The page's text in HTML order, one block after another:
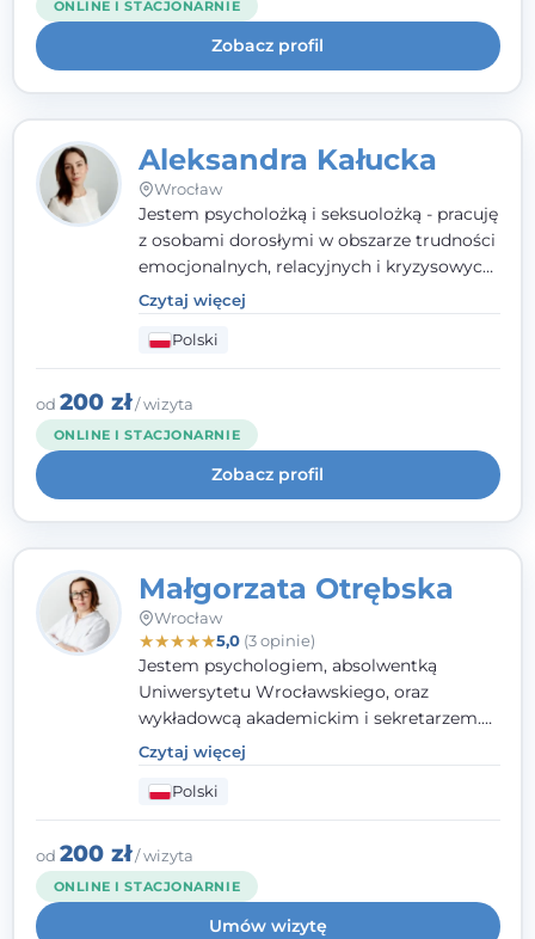
czteroletniej szkoły psychoterapii
poznawczo-behawioralnej
rekomendowanej przez PTTPB.
ONLINE I STACJONARNIE
Zobacz profil
Aleksandra Kałucka
Wrocław
Jestem psycholożką i seksuolożką - pracuję
z osobami dorosłymi w obszarze trudności
emocjonalnych, relacyjnych i kryzysowych,
w tym z osobami po doświadczeniach
przemocy. Ukończyłam psychologię
kliniczną oraz studia podyplomowe z
interwencji kryzysowej i seksuologii
klinicznej na SWPS we Wrocławiu. W pracy
kieruję się empatią, etyką zawodową i
uważnością na potrzeby klienta.
Czytaj więcej
Polski
od 200 zł/ wizyta
ONLINE I STACJONARNIE
Zobacz profil
Małgorzata Otrębska
Wrocław
★★★★★5,0(3 opinie)
Jestem psychologiem, absolwentką
Uniwersytetu Wrocławskiego, oraz
wykładowcą akademickim i sekretarzem.
Dodatkowo mam kwalifikacje mediatora,
specjalizując się w sprawach rodzinnych,
cywilnych oraz karnych.
Czytaj więcej
Polski
od 200 zł/ wizyta
ONLINE I STACJONARNIE
Umów wizytę